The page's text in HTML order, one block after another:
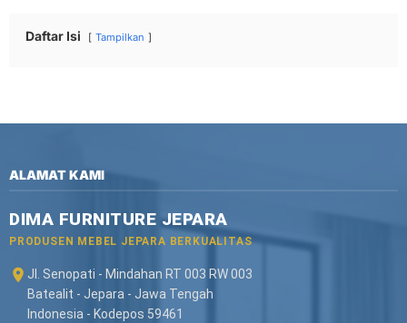
Daftar Isi Tampilkan
ALAMAT KAMI
DIMA FURNITURE JEPARA
PRODUSEN MEBEL JEPARA BERKUALITAS
Jl. Senopati - Mindahan RT 003 RW 003
Batealit - Jepara - Jawa Tengah
Indonesia - Kodepos 59461